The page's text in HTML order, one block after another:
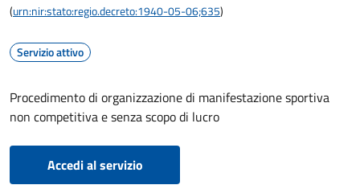
(urn:nir:stato:regio.decreto:1940-05-06;635)
Servizio attivo
Procedimento di organizzazione di manifestazione sportiva
non competitiva e senza scopo di lucro
Accedi al servizio